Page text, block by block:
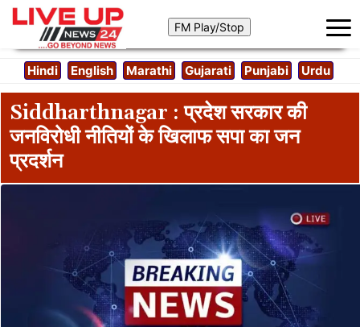
Hindi English Marathi Gujarati Punjabi Urdu
Siddharthnagar : प्रदेश सरकार की
जनविरोधी नीतियों के खिलाफ सपा का जन
प्रदर्शन